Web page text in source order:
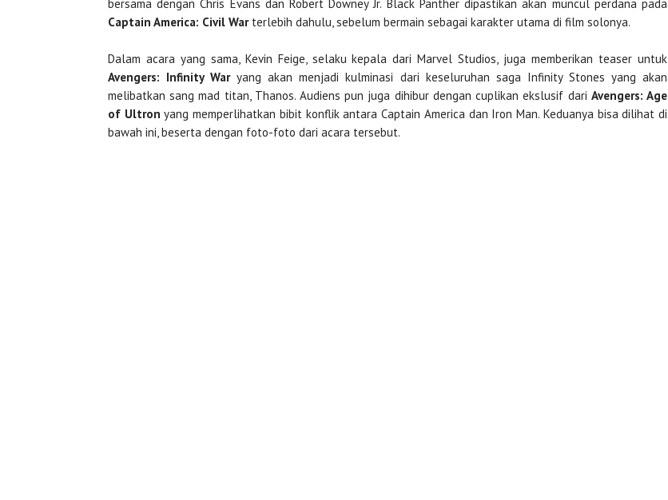
bersama dengan Chris Evans dan Robert Downey Jr. Black Panther dipastikan akan muncul perdana pada
Captain America: Civil Warterlebih dahulu, sebelum bermain sebagai karakter utama di film solonya.
Dalam acara yang sama, Kevin Feige, selaku kepala dari Marvel Studios, juga memberikan teaser untuk
Avengers: Infinity Waryang akan menjadi kulminasi dari keseluruhan saga Infinity Stones yang akan
melibatkan sang mad titan, Thanos. Audiens pun juga dihibur dengan cuplikan ekslusif dari Avengers: Age
of Ultron yang memperlihatkan bibit konflik antara Captain America dan Iron Man. Keduanya bisa dilihat di
bawah ini, beserta dengan foto-foto dari acara tersebut.